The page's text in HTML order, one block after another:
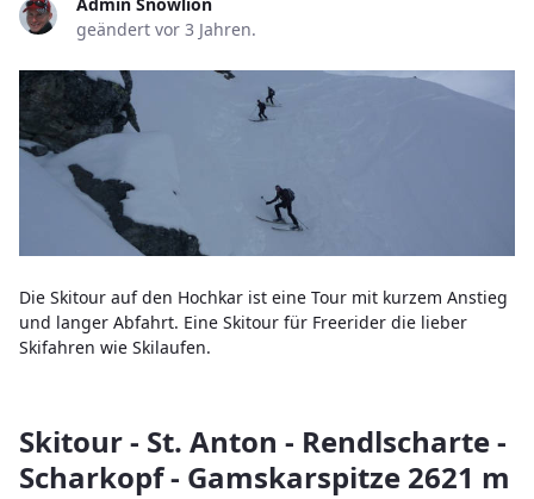
geändert vor 3 Jahren.
Die Skitour auf den Hochkar ist eine Tour mit kurzem Anstieg
und langer Abfahrt. Eine Skitour für Freerider die lieber
Skifahren wie Skilaufen.
Skitour - St. Anton - Rendlscharte -
Scharkopf - Gamskarspitze 2621 m